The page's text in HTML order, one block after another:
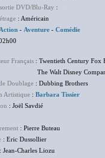
DVD/Blu-Ray :
: Américain
Action - Aventure - Comédie
Français : Twentieth Century Fox
Disney Company
Doublage : Dubbing Brothers
Artistique : Barbara Tissier
: Joël Savdié
: Pierre Buteau
: Eric Dussollier
: Jean-Charles Liozu